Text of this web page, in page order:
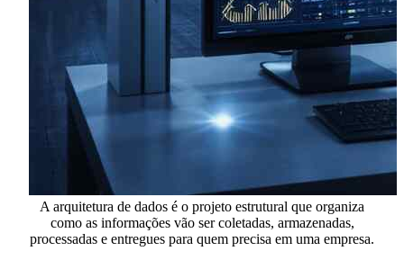
A arquitetura de dados é o projeto estrutural que organiza
como as informações vão ser coletadas, armazenadas,
processadas e entregues para quem precisa em uma empresa.